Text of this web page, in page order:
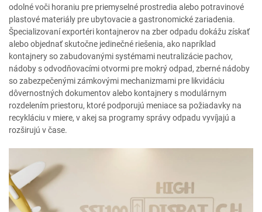
odolné voči horaniu pre priemyselné prostredia alebo potravinové
plastové materiály pre ubytovacie a gastronomické zariadenia.
Špecializovaní exportéri kontajnerov na zber odpadu dokážu získať
alebo objednať skutočne jedinečné riešenia, ako napríklad
kontajnery so zabudovanými systémami neutralizácie pachov,
nádoby s odvodňovacími otvormi pre mokrý odpad, zberné nádoby
so zabezpečenými zámkovými mechanizmami pre likvidáciu
dôvernostných dokumentov alebo kontajnery s modulárnym
rozdelením priestoru, ktoré podporujú meniace sa požiadavky na
recykláciu v miere, v akej sa programy správy odpadu vyvíjajú a
rozširujú v čase.